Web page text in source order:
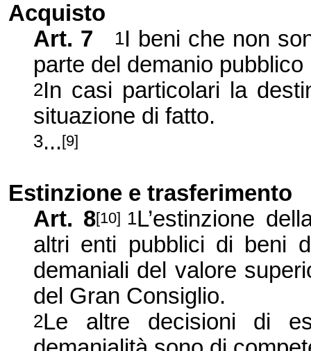
Acquisto
Art. 7
1I beni che non
parte del demanio
2In casi particolari la
situazione di fatto.
3...[9]
Estinzione e trasferimento
Art. 8[10] 1L’estinzione
altri enti pubblici di beni
demaniali del valore
del Gran Consiglio.
2Le altre decisioni di